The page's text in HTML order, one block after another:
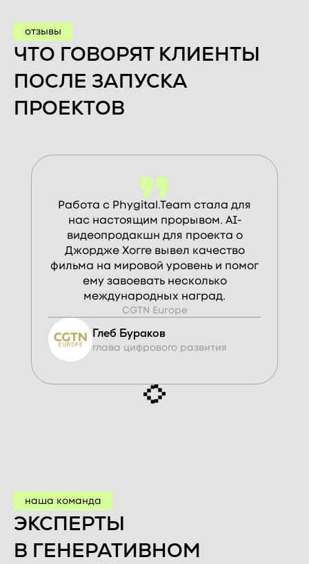
отзывы
ЧТО ГОВОРЯТ КЛИЕНТЫ
ПОСЛЕ ЗАПУСКА
ПРОЕКТОВ
Работа с Phygital.Team стала для
нас настоящим прорывом. AI-
видеопродакшн для проекта о
Джордже Хогге вывел качество
фильма на мировой уровень и помог
ему завоевать несколько
международных наград.
CGTN Europe
Глеб Бураков
глава цифрового развития
наша команда
ЭКСПЕРТЫ
В ГЕНЕРАТИВНОМ